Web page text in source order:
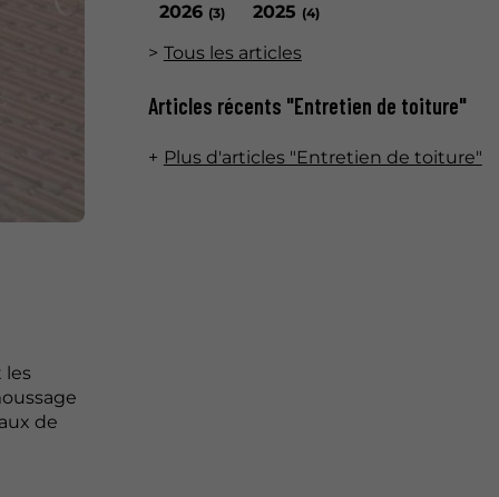
2026 (3) 2025 (4)
Tous les articles
Articles récents "Entretien de toiture"
Plus d'articles "Entretien de toiture"
les
de